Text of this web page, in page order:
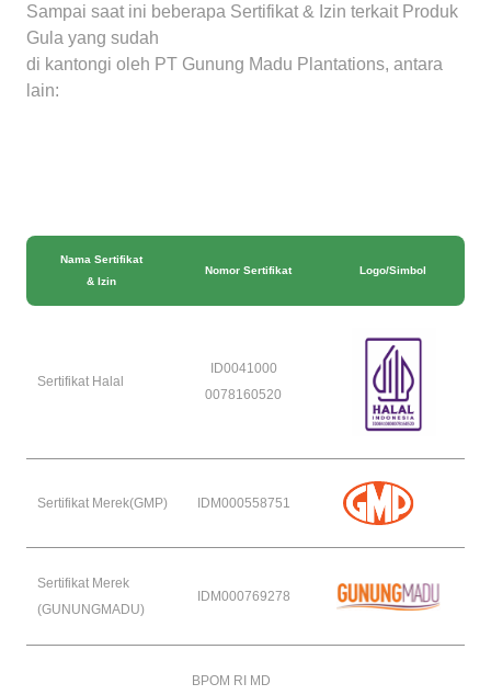
Sampai saat ini beberapa Sertifikat & Izin terkait Produk
Gula yang sudah
di kantongi oleh PT Gunung Madu Plantations, antara
lain:
Nama Sertifikat
& Izin
Nomor Sertifikat Logo/Simbol
Sertifikat Halal
ID0041000
0078160520
Sertifikat Merek(GMP) IDM000558751
Sertifikat Merek
(GUNUNGMADU)
IDM000769278
BPOM RI MD